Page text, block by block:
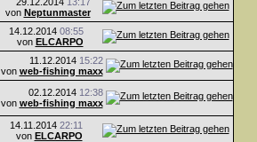
von Neptunmaster
14.12.2014 08:55
von ELCARPO
11.12.2014 15:22
von web-fishing maxx
02.12.2014 12:38
von web-fishing maxx
14.11.2014 22:11
von ELCARPO